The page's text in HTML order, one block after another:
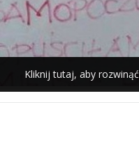
Kliknij tutaj, aby rozwinąć